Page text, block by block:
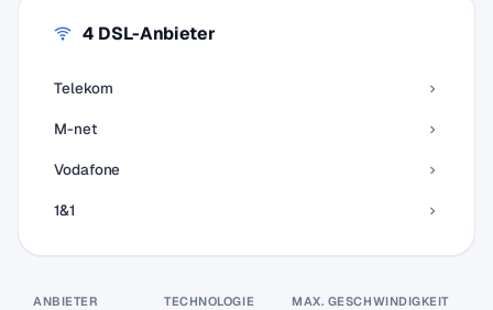
4 DSL-Anbieter
Telekom
M-net
Vodafone
1&1
ANBIETER TECHNOLOGIE MAX. GESCHWINDIGKEIT